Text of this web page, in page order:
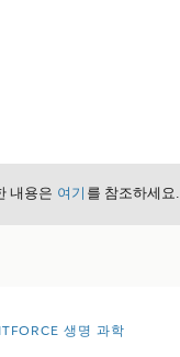
내용은 여기 를 참조하세요.
생명 과학